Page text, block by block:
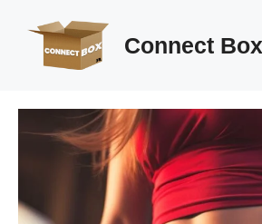
contenu
Connect Box